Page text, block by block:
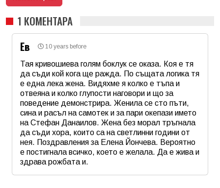
1 КОМЕНТАРА
Ев
10 years before
Тая кривошиева голям боклук се оказа. Коя е тя
да съди кой кога ще ражда. По същата логика тя
е една лека жена. Видяхме я колко е тъпа и
отвеяна и колко глупости наговори и що за
поведение демонстрира. Женила се сто пъти,
сина и расъл на самотек и за пари окепази името
на Стефан Данаилов. Жена без морал тръгнала
да съди хора, които са на светлинни години от
нея. Поздравления за Елена Йончева. Вероятно
е постигнала всичко, което е желала. Да е жива и
здрава рожбата и.